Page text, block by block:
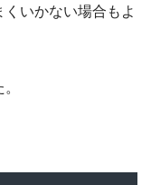
いかない場合もよ